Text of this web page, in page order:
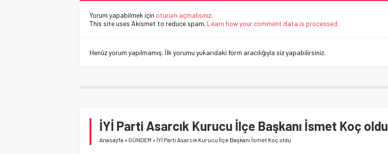
Yorum yapabilmek için oturum açmalısınız.
This site uses Akismet to reduce spam. Learn how your comment data is processed.
Henüz yorum yapılmamış. İlk yorumu yukarıdaki form aracılığıyla siz yapabilirsiniz.
İYİ Parti Asarcık Kurucu İlçe Başkanı İsmet Koç oldu
Anasayfa » GÜNDEM » İYİ Parti Asarcık Kurucu İlçe Başkanı İsmet Koç oldu